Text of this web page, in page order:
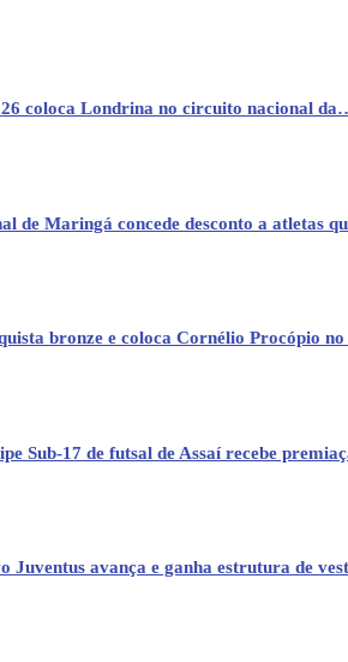
coloca Londrina no circuito nacional
de Maringá concede desconto a atletas
bronze e coloca Cornélio Procópio
Sub-17 de futsal de Assaí recebe
Juventus avança e ganha estrutura de